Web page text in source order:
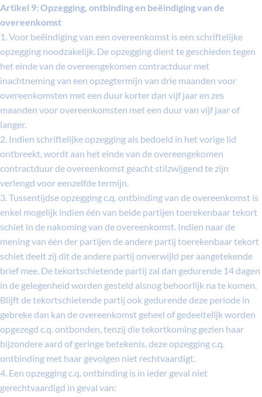
Artikel 9: Opzegging, ontbinding en beëindiging van de
overeenkomst
1. Voor beëindiging van een overeenkomst is een schriftelijke
opzegging noodzakelijk. De opzegging dient te geschieden tegen
het einde van de overeengekomen contractduur met
inachtneming van een opzegtermijn van drie maanden voor
overeenkomsten met een duur korter dan vijf jaar en zes
maanden voor overeenkomsten met een duur van vijf jaar of
langer.
2. Indien schriftelijke opzegging als bedoeld in het vorige lid
ontbreekt, wordt aan het einde van de overeengekomen
contractduur de overeenkomst geacht stilzwijgend te zijn
verlengd voor eenzelfde termijn.
3. Tussentijdse opzegging c.q. ontbinding van de overeenkomst is
enkel mogelijk indien één van beide partijen toerekenbaar tekort
schiet in de nakoming van de overeenkomst. Indien naar de
mening van één der partijen de andere partij toerekenbaar tekort
schiet deelt zij dit de andere partij onverwijld per aangetekende
brief mee. De tekortschietende partij zal dan gedurende 14 dagen
in de gelegenheid worden gesteld alsnog behoorlijk na te komen.
Blijft de tekortschietende partij ook gedurende deze periode in
gebreke dan kan de overeenkomst geheel of gedeeltelijk worden
opgezegd c.q. ontbonden, tenzij die tekortkoming gezien haar
bijzondere aard of geringe betekenis, deze opzegging c.q.
ontbinding met haar gevolgen niet rechtvaardigt.
4. Een opzegging c.q. ontbinding is in ieder geval niet
gerechtvaardigd in geval van: